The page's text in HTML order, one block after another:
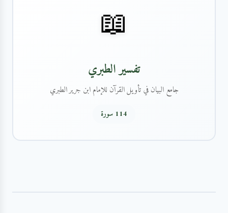
📖
تفسير الطبري
جامع البيان في تأويل القرآن للإمام ابن جرير الطبري
114 سورة